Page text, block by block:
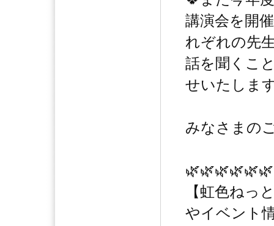
講演会を開
れぞれの先
話を聞くこ
せいたしま
みなさまの
🌿🌿🌿🌿🌿🌿
【虹色ねっ
やイベント